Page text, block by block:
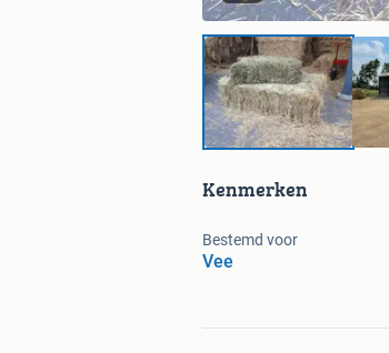
Kenmerken
Bestemd voor
Vee